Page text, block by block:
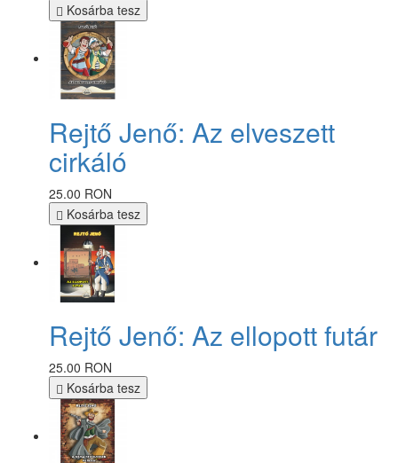
Kosárba tesz
Rejtő Jenő: Az elveszett
cirkáló
25.00 RON
Kosárba tesz
Rejtő Jenő: Az ellopott futár
25.00 RON
Kosárba tesz